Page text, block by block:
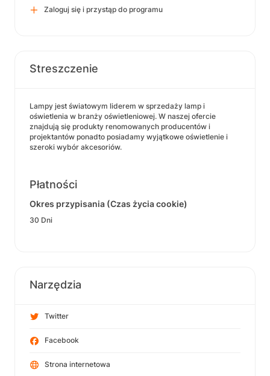
Zaloguj się i przystąp do programu
Streszczenie
Lampy jest światowym liderem w sprzedaży lamp i
oświetlenia w branży oświetleniowej. W naszej ofercie
znajdują się produkty renomowanych producentów i
projektantów ponadto posiadamy wyjątkowe oświetlenie i
szeroki wybór akcesoriów.
Płatności
Okres przypisania (Czas życia cookie)
30 Dni
Narzędzia
Twitter
Facebook
Strona internetowa